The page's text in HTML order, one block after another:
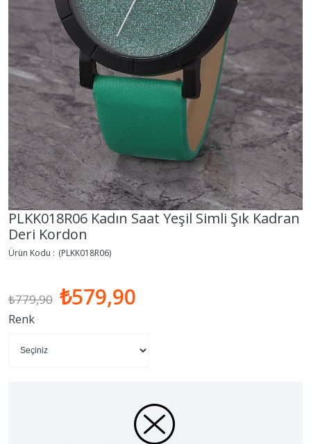
PLKK018R06 Kadın Saat Yeşil Simli Şık Kadran
Deri Kordon
(PLKK018R06)
₺779,90 ₺579,90
Renk